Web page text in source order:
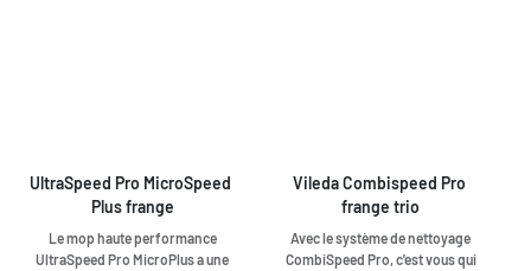
UltraSpeed Pro MicroSpeed
Plus frange
Le mop haute performance
UltraSpeed Pro MicroPlus a une
Vileda Combispeed Pro
frange trio
Avec le système de nettoyage
CombiSpeed Pro, c'est vous qui